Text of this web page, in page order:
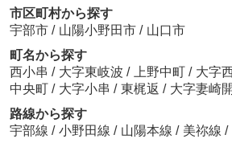
市区町村から探す
宇部市 / 山陽小野田市 / 山口市
町名から探す
西小串 / 大字東岐波 / 上野中町 / 大字
中央町 / 大字小串 / 東梶返 / 大字妻崎
路線から探す
宇部線 / 小野田線 / 山陽本線 / 美祢線 /